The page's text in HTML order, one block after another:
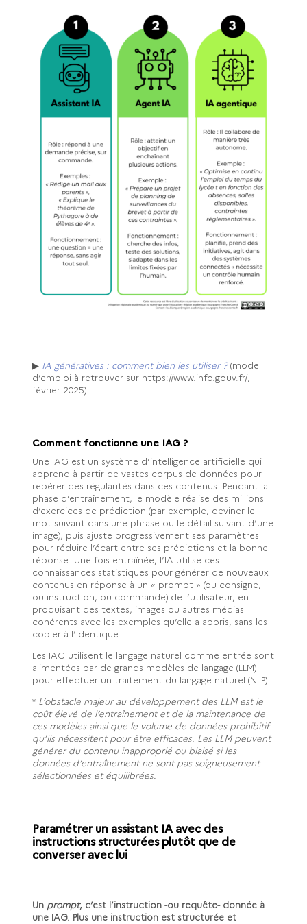
▶ IA génératives : comment bien les utiliser ?(mode
d’emploi à retrouver sur https://www.info.gouv.fr/,
février 2025)
Comment fonctionne une IAG ?
Une IAG est un système d’intelligence artificielle qui
apprend à partir de vastes corpus de données pour
repérer des régularités dans ces contenus. Pendant la
phase d’entraînement, le modèle réalise des millions
d’exercices de prédiction (par exemple, deviner le
mot suivant dans une phrase ou le détail suivant d’une
image), puis ajuste progressivement ses paramètres
pour réduire l’écart entre ses prédictions et la bonne
réponse. Une fois entraînée, l’IA utilise ces
connaissances statistiques pour générer de nouveaux
contenus en réponse à un « prompt » (ou consigne,
ou instruction, ou commande) de l’utilisateur, en
produisant des textes, images ou autres médias
cohérents avec les exemples qu’elle a appris, sans les
copier à l’identique.
Les IAG utilisent le langage naturel comme entrée sont
alimentées par de grands modèles de langage (LLM)
pour effectuer un traitement du langage naturel (NLP).
* L’obstacle majeur au développement des LLM est le
coût élevé de l’entraînement et de la maintenance de
ces modèles ainsi que le volume de données prohibitif
qu’ils nécessitent pour être efficaces. Les LLM peuvent
générer du contenu inapproprié ou biaisé si les
données d’entraînement ne sont pas soigneusement
sélectionnées et équilibrées.
Paramétrer un assistant IA avec des
instructions structurées plutôt que de
converser avec lui
Un prompt, c’est l’instruction -ou requête- donnée à
une IAG. Plus une instruction est structurée et